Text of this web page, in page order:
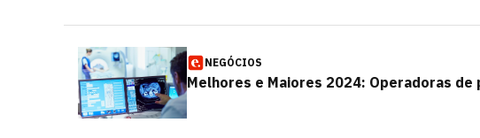
NEGÓCIOS
Melhores e Maiores 2024: Operadoras